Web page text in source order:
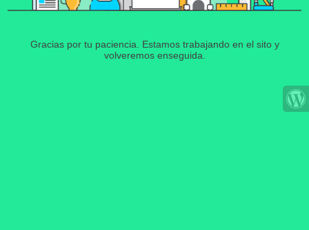
Gracias por tu paciencia. Estamos trabajando en el sito y
volveremos enseguida.